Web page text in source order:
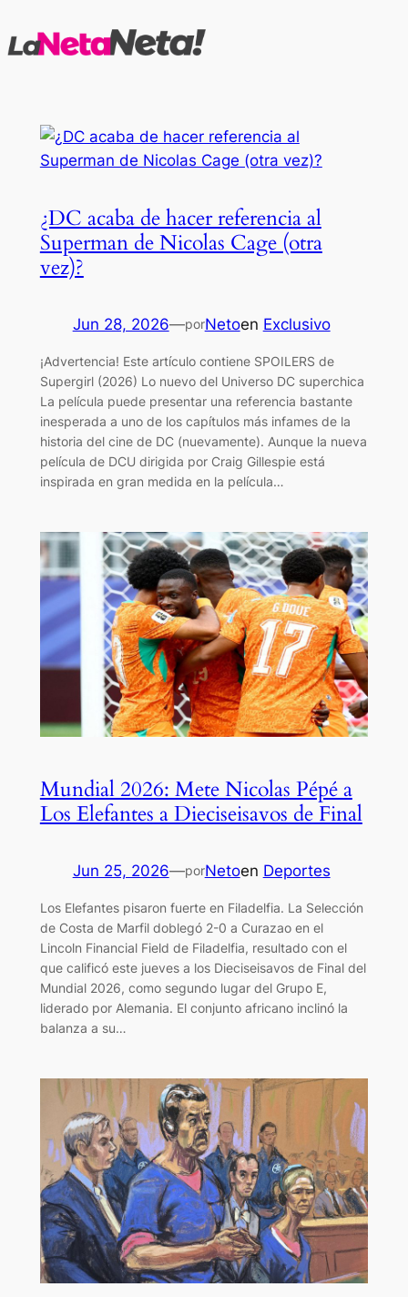
al
¿DC acaba de hacer referencia al
Superman de Nicolas Cage (otra
vez)?
Jun 28, 2026—porNetoen Exclusivo
¡Advertencia! Este artículo contiene SPOILERS de
Supergirl (2026) Lo nuevo del Universo DC superchica
La película puede presentar una referencia bastante
inesperada a uno de los capítulos más infames de la
historia del cine de DC (nuevamente). Aunque la nueva
película de DCU dirigida por Craig Gillespie está
inspirada en gran medida en la película…
Mundial 2026: Mete Nicolas Pépé a
Los Elefantes a Dieciseisavos de Final
Jun 25, 2026—porNetoen Deportes
Los Elefantes pisaron fuerte en Filadelfia. La Selección
de Costa de Marfil doblegó 2-0 a Curazao en el
Lincoln Financial Field de Filadelfia, resultado con el
que calificó este jueves a los Dieciseisavos de Final del
Mundial 2026, como segundo lugar del Grupo E,
liderado por Alemania. El conjunto africano inclinó la
balanza a su…